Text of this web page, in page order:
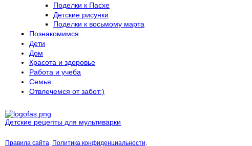
Поделки к Пасхе
Детские рисунки
Поделки к восьмому марта
Познакомимся
Дети
Дом
Красота и здоровье
Работа и учеба
Семья
Отвлечемся от забот:)
Детские рецепты для мультиварки
Правила сайта. Политика конфиденциальности.